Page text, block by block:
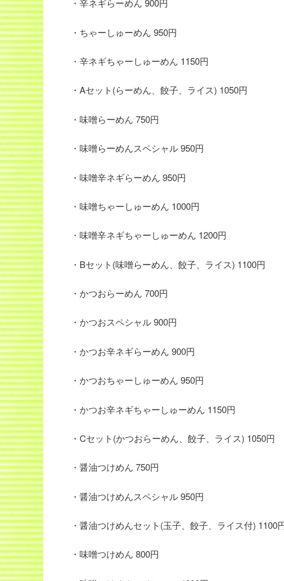
・辛ネギらーめん 900円
・ちゃーしゅーめん 950円
・辛ネギちゃーしゅーめん 1150円
・Aセット(らーめん、餃子、ライス) 1050円
・味噌らーめん 750円
・味噌らーめんスペシャル 950円
・味噌辛ネギらーめん 950円
・味噌ちゃーしゅーめん 1000円
・味噌辛ネギちゃーしゅーめん 1200円
・Bセット(味噌らーめん、餃子、ライス) 1100円
・かつおらーめん 700円
・かつおスペシャル 900円
・かつお辛ネギらーめん 900円
・かつおちゃーしゅーめん 950円
・かつお辛ネギちゃーしゅーめん 1150円
・Cセット(かつおらーめん、餃子、ライス) 1050円
・醤油つけめん 750円
・醤油つけめんスペシャル 950円
・醤油つけめんセット(玉子、餃子、ライス付) 1100
・味噌つけめん 800円